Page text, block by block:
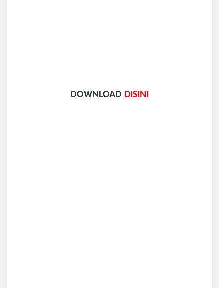
DOWNLOAD DISINI